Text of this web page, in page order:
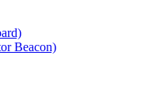
Beacon)